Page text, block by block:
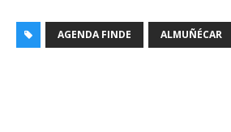
AGENDA FINDE ALMUÑÉCAR